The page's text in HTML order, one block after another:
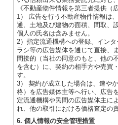
《不動産物件情報を第三者提供（
1） 広告を行う不動産物件情報は
通、土地及び建物の面積、間取、
個人の氏名は含みません。
2）指定流通機構への登録、イン
ラシ等の広告媒体を通じて直接、
間接的（当社の同意のもと、他の
を含む）に、契約の相手方や売買
す。
3） 契約が成立した場合は、速や
格）を広告媒体主等へ行い、広告
定流通機構や民間の広告媒体主に
れ、他の取引における価格査定の
6. 個人情報の安全管理措置